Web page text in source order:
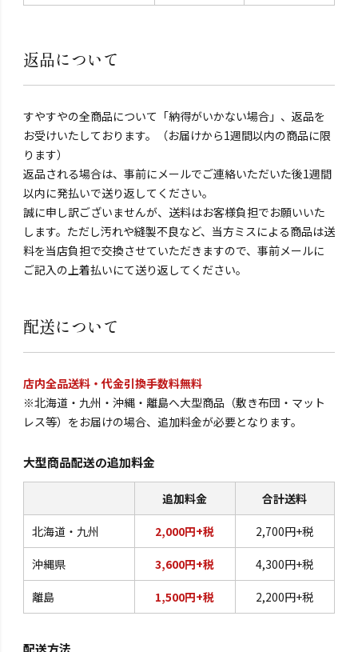
返品について
すやすやの全商品について「納得がいかない場合」、返品を
お受けいたしております。（お届けから1週間以内の商品に限
ります）
返品される場合は、事前にメールでご連絡いただいた後1週間
以内に発払いで送り返してください。
誠に申し訳ございませんが、送料はお客様負担でお願いいた
します。ただし汚れや縫製不良など、当方ミスによる商品は送
料を当店負担で交換させていただきますので、事前メールに
ご記入の上着払いにて送り返してください。
配送について
店内全品送料・代金引換手数料無料
※北海道・九州・沖縄・離島へ大型商品（敷き布団・マット
レス等）をお届けの場合、追加料金が必要となります。
大型商品配送の追加料金
追加料金 合計送料
北海道・九州 2,000円+税 2,700円+税
沖縄県 3,600円+税 4,300円+税
離島 1,500円+税 2,200円+税